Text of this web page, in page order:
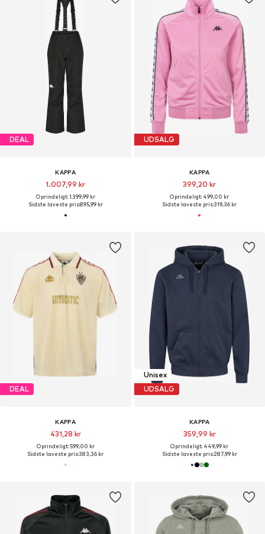
DEAL
KAPPA
1.007,99 kr
Oprindeligt: 1.399,99 kr
Sidste laveste pris:895,99 kr
UDSALG
KAPPA
399,20 kr
Oprindeligt: 499,00 kr
Sidste laveste pris:319,36 kr
DEAL
KAPPA
431,28 kr
Oprindeligt: 599,00 kr
Sidste laveste pris:383,36 kr
Unisex
UDSALG
KAPPA
359,99 kr
Oprindeligt: 449,99 kr
Sidste laveste pris:287,99 kr